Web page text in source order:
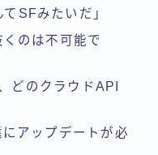
SFみたいだ」
くのは不可能で
どのクラウドAPI
にアップデートが必